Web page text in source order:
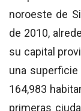
noroeste de
de 2010,
su capital
una
164,983
primeras